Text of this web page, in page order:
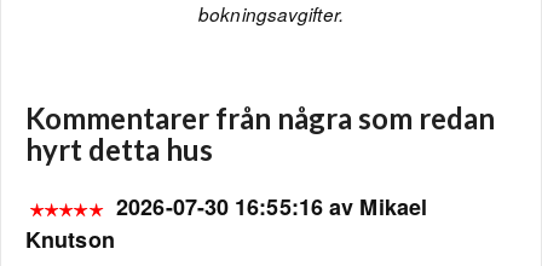
bokningsavgifter.
Kommentarer från några som redan
hyrt detta hus
2026-07-30 16:55:16 av Mikael
Knutson